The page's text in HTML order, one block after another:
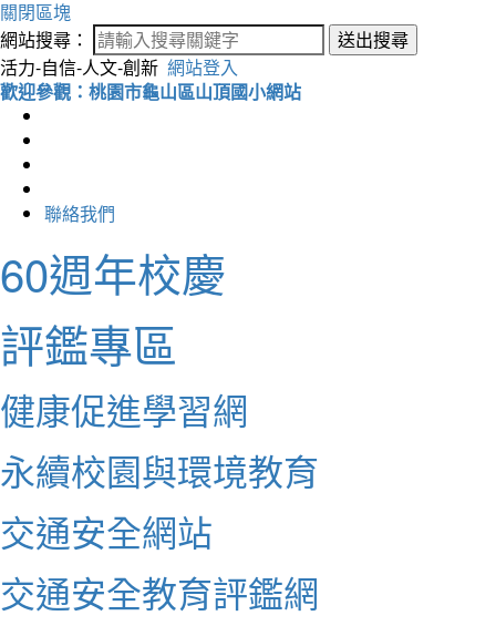
關閉區塊
網站搜尋：
送出搜尋
活力-自信-人文-創新 網站登入
歡迎參觀：桃園市龜山區山頂國小網站
聯絡我們
60週年校慶
評鑑專區
健康促進學習網
永續校園與環境教育
交通安全網站
交通安全教育評鑑網